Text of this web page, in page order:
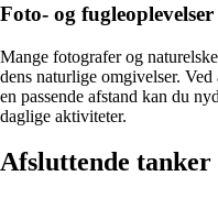
Foto- og fugleoplevelser
Mange fotografer og
dens naturlige omgivelser.
en passende afstand kan du
daglige aktiviteter.
Afsluttende tanker